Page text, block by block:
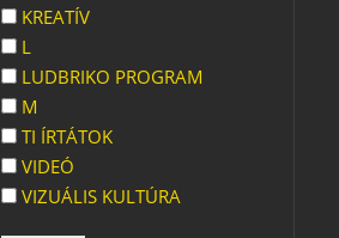
KREATÍV
L
LUDBRIKO PROGRAM
M
TI ÍRTÁTOK
VIDEÓ
VIZUÁLIS KULTÚRA